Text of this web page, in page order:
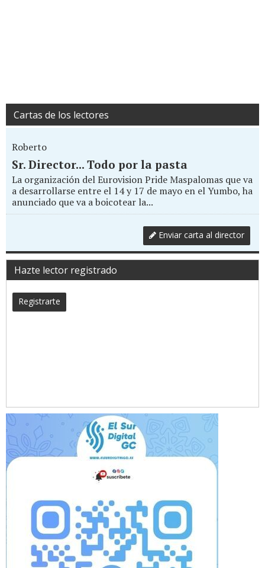
Cartas de los lectores
Roberto
Sr. Director... Todo por la pasta
La organización del Eurovision Pride Maspalomas que va
a desarrollarse entre el 14 y 17 de mayo en el Yumbo, ha
anunciado que va a boicotear la...
Enviar carta al director
Hazte lector registrado
Registrarte